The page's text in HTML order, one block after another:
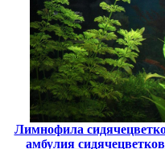
Лимнофила
амбулия